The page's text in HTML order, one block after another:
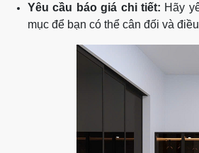
Yêu cầu báo giá chi tiết: Hãy
mục để bạn có thể cân đối và